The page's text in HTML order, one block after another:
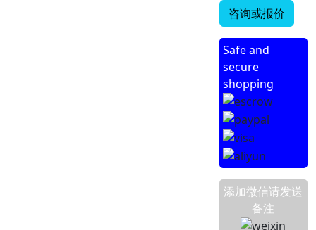
咨询或报价
Safe and
secure
shopping
添加微信请发送
备注